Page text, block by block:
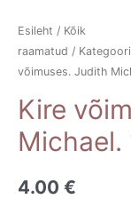
Esileht / Kõik
raamatud /
võimuses. Judith
Kire
Michael.
4.00 €